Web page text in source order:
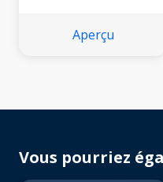
Aperçu
Vous pourriez